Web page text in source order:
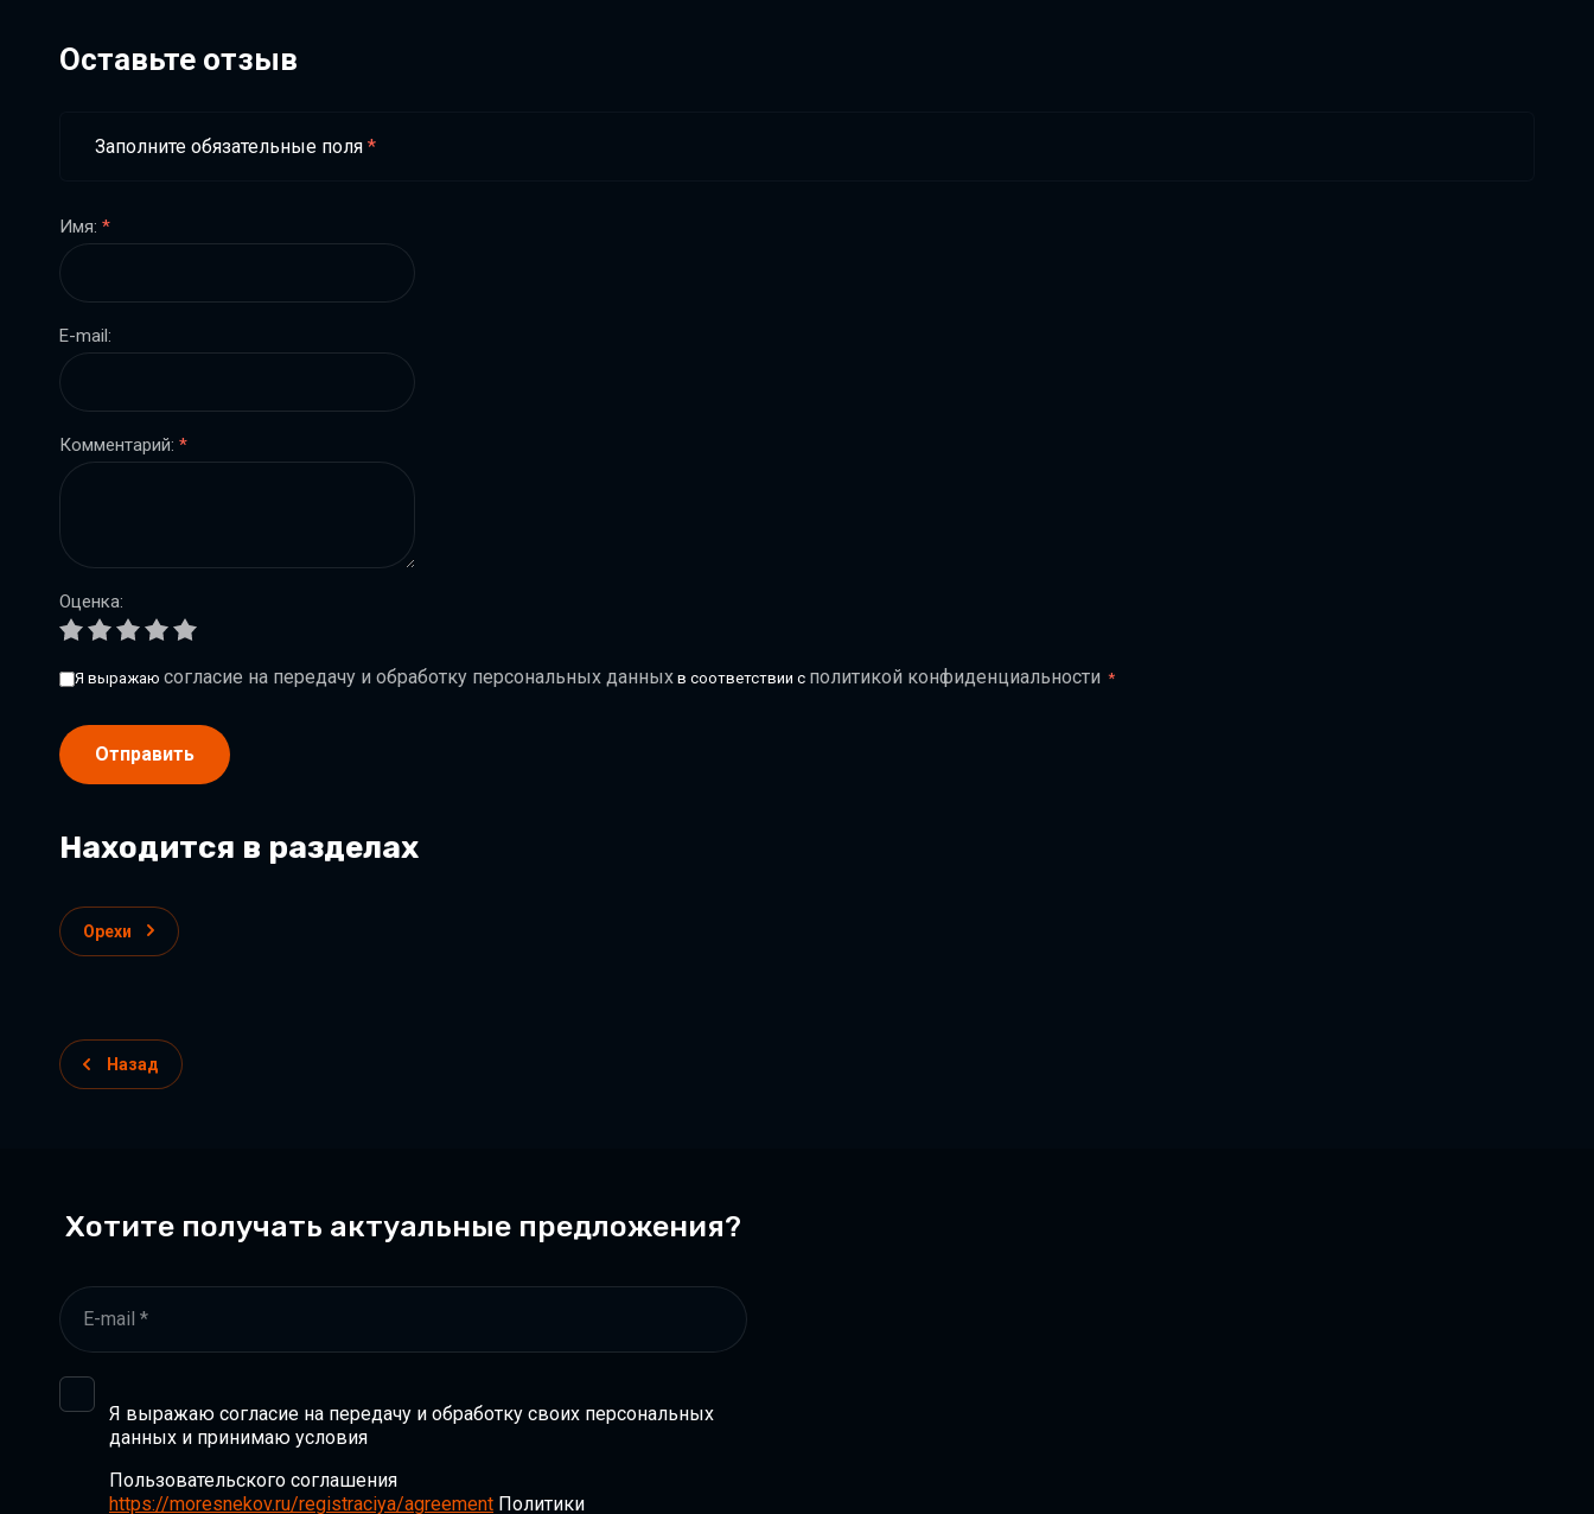
Оставьте отзыв
Заполните обязательные поля *
Имя: *
E-mail:
Комментарий: *
Оценка:
Я выражаю согласие на передачу и обработку персональных данных в соответствии с политикой конфиденциальности *
Отправить
Находится в разделах
Орехи
Назад
Хотите получать актуальные предложения?
Я выражаю согласие на передачу и обработку своих персональных
данных и принимаю условия
Пользовательского соглашения
https://moresnekov.ru/registraciya/agreement Политики